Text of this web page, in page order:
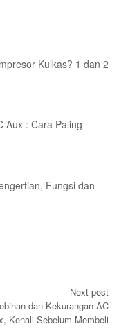
Kulkas? 1 dan 2
Aux : Cara Paling
Fungsi dan
Next post
dan Kekurangan AC
Kenali Sebelum Membeli